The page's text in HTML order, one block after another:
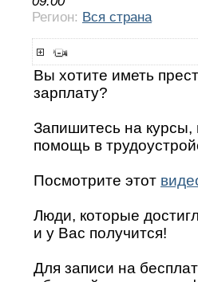
Регион: Вся страна
Вы хотите иметь
зарплату?
Запишитесь на курсы,
помощь в
Посмотрите этот
Люди, которые
и у Вас получится!
Для записи на